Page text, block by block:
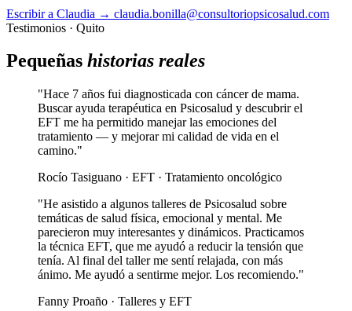
Escribir a Claudia → claudia.bonilla@consultoriopsicosalud.com
Testimonios · Quito
Pequeñas historias reales
"Hace 7 años fui diagnosticada con cáncer de mama.
Buscar ayuda terapéutica en Psicosalud y descubrir el
EFT me ha permitido manejar las emociones del
tratamiento — y mejorar mi calidad de vida en el
camino."
Rocío Tasiguano · EFT · Tratamiento oncológico
"He asistido a algunos talleres de Psicosalud sobre
temáticas de salud física, emocional y mental. Me
parecieron muy interesantes y dinámicos. Practicamos
la técnica EFT, que me ayudó a reducir la tensión que
tenía. Al final del taller me sentí relajada, con más
ánimo. Me ayudó a sentirme mejor. Los recomiendo."
Fanny Proaño · Talleres y EFT